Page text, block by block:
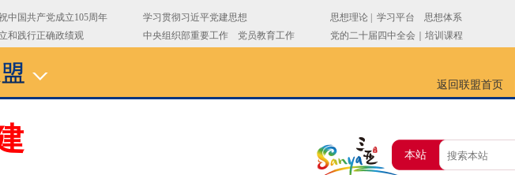
返回联盟首页
本站